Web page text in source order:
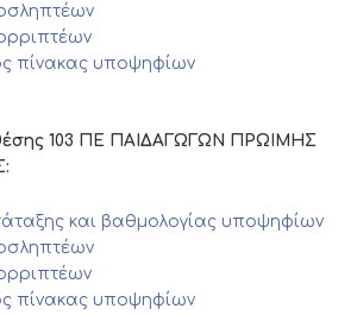
πίνακας υποψηφίων
θέσης 103 ΠΕ ΠΑΙΔΑΓΩΓΩΝ ΠΡΩΙΜΗΣ
και βαθμολογίας υποψηφίων
πίνακας υποψηφίων